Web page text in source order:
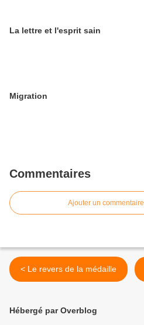
La lettre et l'esprit sain
Migration
Commentaires
Ajouter un commentaire
< Le revers de la médaille
Hébergé par Overblog